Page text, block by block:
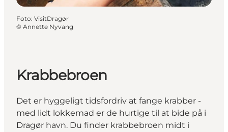
Foto: VisitDragør
© Annette Nyvang
Krabbebroen
Det er hyggeligt tidsfordriv at fange krabber -
med lidt lokkemad er de hurtige til at bide på i
Dragør havn. Du finder krabbebroen midt i